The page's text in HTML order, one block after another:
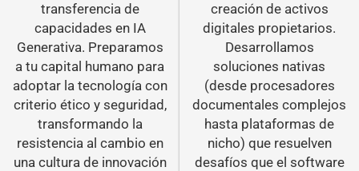
transferencia de
capacidades en IA
Generativa. Preparamos
a tu capital humano para
adoptar la tecnología con
criterio ético y seguridad,
transformando la
resistencia al cambio en
una cultura de innovación
creación de activos
digitales propietarios.
Desarrollamos
soluciones nativas
(desde procesadores
documentales complejos
hasta plataformas de
nicho) que resuelven
desafíos que el software